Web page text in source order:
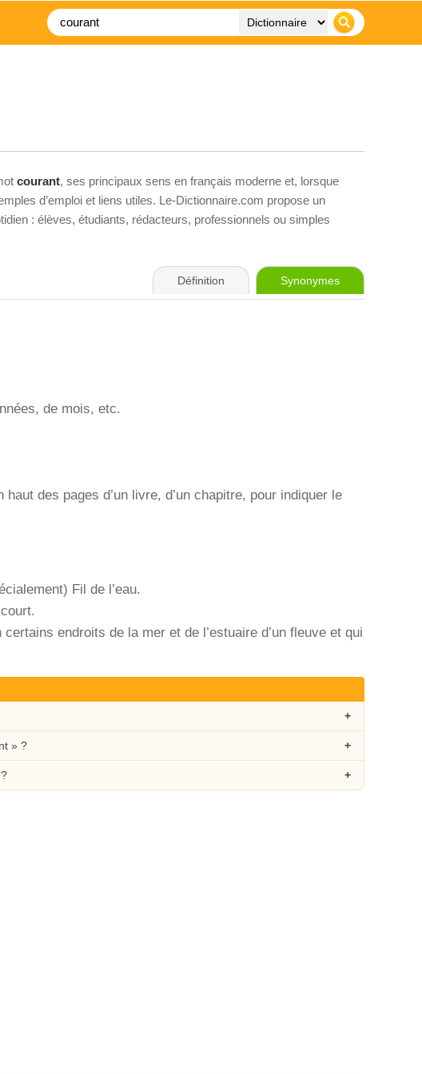
courant, ses principaux sens en français moderne et, lorsque
d’emploi et liens utiles. Le-Dictionnaire.com propose un
: élèves, étudiants, rédacteurs, professionnels ou simples
Définition Synonymes
de mois, etc.
des pages d’un livre, d’un chapitre, pour indiquer le
Fil de l’eau.
endroits de la mer et de l’estuaire d’un fleuve et qui
» ?